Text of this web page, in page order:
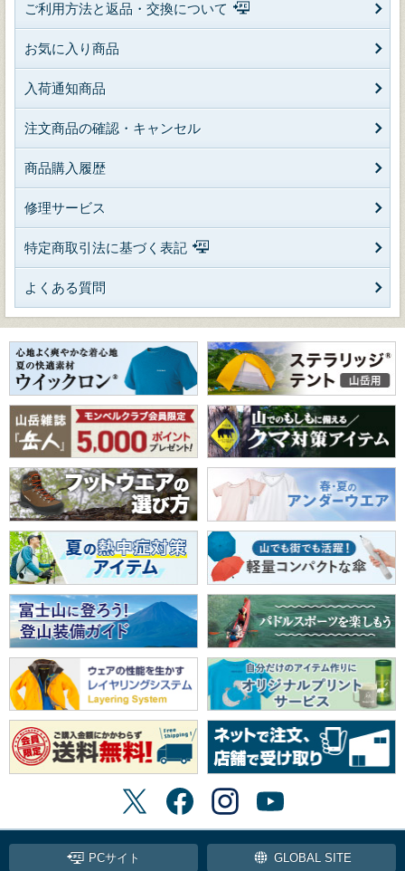
ご利用方法と返品・交換について
お気に入り商品
入荷通知商品
注文商品の確認・キャンセル
商品購入履歴
修理サービス
特定商取引法に基づく表記
よくある質問
PCサイト GLOBAL SITE